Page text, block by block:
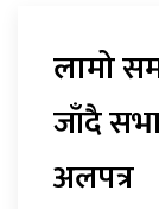
लामो
जाँदै
अलपत्र